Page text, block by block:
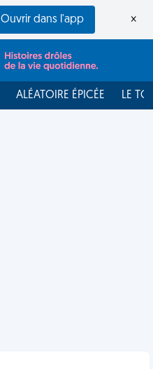
Ouvrir dans l'app ×
ALÉATOIRE ÉPICÉE LE